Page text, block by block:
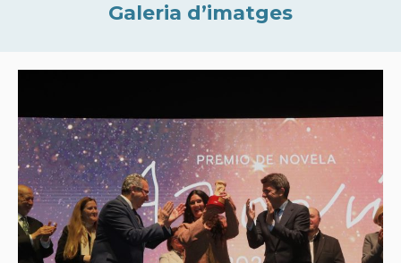
Galeria d’imatges